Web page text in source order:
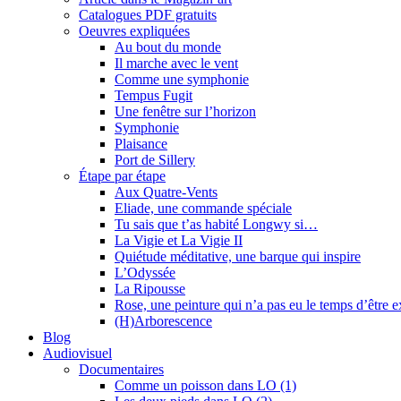
Catalogues PDF gratuits
Oeuvres expliquées
Au bout du monde
Il marche avec le vent
Comme une symphonie
Tempus Fugit
Une fenêtre sur l’horizon
Symphonie
Plaisance
Port de Sillery
Étape par étape
Aux Quatre-Vents
Eliade, une commande spéciale
Tu sais que t’as habité Longwy si…
La Vigie et La Vigie II
Quiétude méditative, une barque qui inspire
L’Odyssée
La Ripousse
Rose, une peinture qui n’a pas eu le temps d’être
(H)Arborescence
Blog
Audiovisuel
Documentaires
Comme un poisson dans LO (1)